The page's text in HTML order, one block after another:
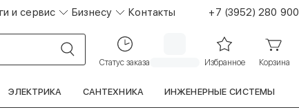
и сервис Бизнесу Контакты +7 (3952) 280 900
Статус заказа Избранное Корзина
ЭЛЕКТРИКА САНТЕХНИКА ИНЖЕНЕРНЫЕ СИСТЕМЫ